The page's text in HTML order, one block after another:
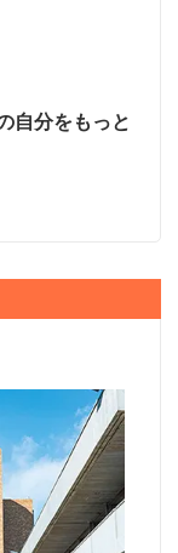
自分をもっと